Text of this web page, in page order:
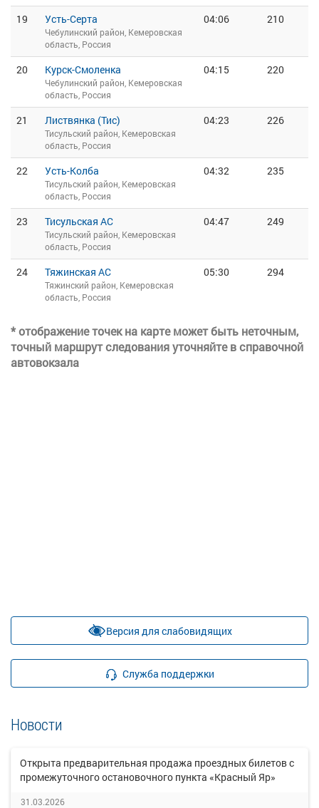
19 Усть-Серта
Чебулинский район, Кемеровская
область, Россия
04:06 210
20 Курск-Смоленка
Чебулинский район, Кемеровская
область, Россия
04:15 220
21 Листвянка (Тис)
Тисульский район, Кемеровская
область, Россия
04:23 226
22 Усть-Колба
Тисульский район, Кемеровская
область, Россия
04:32 235
23 Тисульская АС
Тисульский район, Кемеровская
область, Россия
04:47 249
24 Тяжинская АС
Тяжинский район, Кемеровская
область, Россия
05:30 294
* отображение точек на карте может быть неточным,
точный маршрут следования уточняйте в справочной
автовокзала
Версия для слабовидящих
Служба поддержки
Новости
Открыта предварительная продажа проездных билетов с
промежуточного остановочного пункта «Красный Яр»
31.03.2026